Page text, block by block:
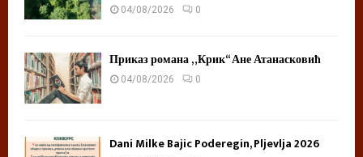
04/08/2026 0
Приказ романа „Крик“ Ане Атанасковић
04/08/2026 0
Dani Milke Bajic Poderegin, Pljevlja 2026